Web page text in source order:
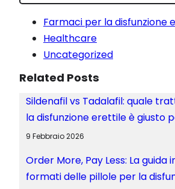
r
s
o
…
Farmaci per la disfunzione
Healthcare
Uncategorized
Related Posts
Sildenafil vs Tadalafil: quale
la disfunzione erettile è giusto
9 Febbraio 2026
Order More, Pay Less: La guida
formati delle pillole per la